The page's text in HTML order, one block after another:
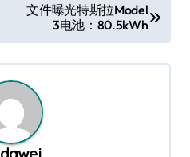
文件曝光特斯拉Model
3电池：80.5kWh